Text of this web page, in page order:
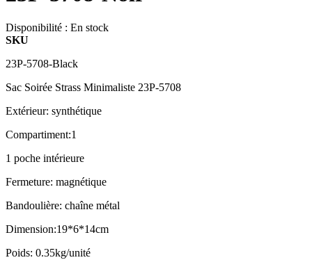
Disponibilité : En stock
SKU
23P-5708-Black
Sac Soirée Strass Minimaliste 23P-5708
Extérieur: synthétique
Compartiment:1
1 poche intérieure
Fermeture: magnétique
Bandoulière: chaîne métal
Dimension:19*6*14cm
Poids: 0.35kg/unité